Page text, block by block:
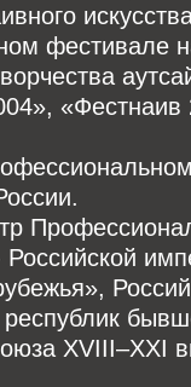
фестивале
«Фестнаив
Российской
XVIII–XXI